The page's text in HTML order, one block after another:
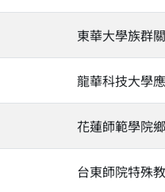
東華大學族群
龍華科技大學
花蓮師範學院
台東師院特殊